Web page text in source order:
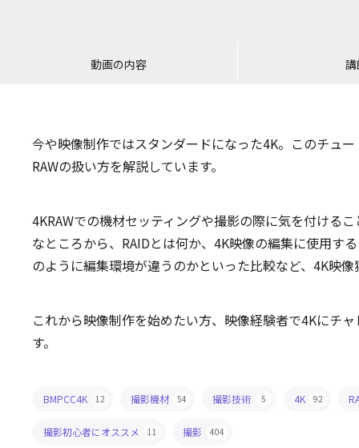
動画の内容
今や映像制作ではスタンダードになった4K。このチュ
RAWの扱い方を解説しています。
4KRAWでの機材セッティングや撮影の際に気を付ける
なところから、RAIDとは何か、4K映像の編集に使用す
のように編集環境が違うのかといった比較など、4K映
これから映像制作を始めたい方、映像経験者で4Kにチ
す。
BMPCC4K 12 撮影機材 54 撮影技術 5 4K 92
撮影初心者にオススメ 11 撮影 404